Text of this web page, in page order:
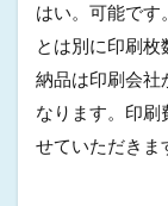
はい。可能です
とは別に印刷枚
納品は印刷会社
なります。印刷
せていただきま